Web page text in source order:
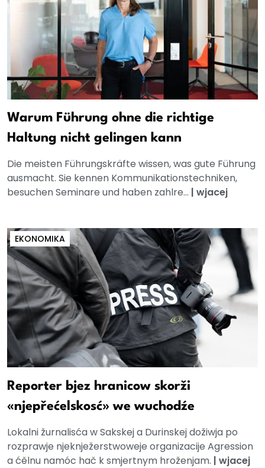
Warum Führung ohne die richtige
Haltung nicht gelingen kann
Die meisten Führungskräfte wissen, was gute Führung
ausmacht. Sie kennen Kommunikationstechniken,
besuchen Seminare und haben zahlre... | wjacej
EKONOMIKA
Reporter bjez hranicow skorži
«njepřećelskosć» we wuchodźe
Lokalni žurnalisća w Sakskej a Durinskej dožiwja po
rozprawje njeknježerstwoweje organizacije Agression
a ćělnu namóc hač k smjertnym hroženjam. | wjacej